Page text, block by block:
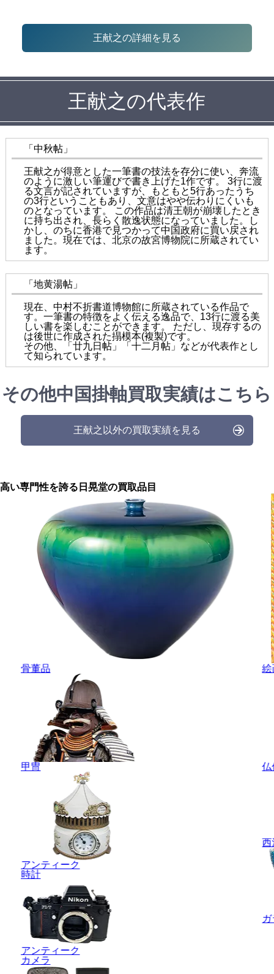
王献之の詳細を見る
王献之の代表作
「中秋帖」
王献之が得意とした一筆書の技法を存分に使い、奔流
のように激しい筆運びで書き上げた1作です。 3行に渡
る文言が記されていますが、もともと5行あったうち
の3行ということもあり、文意はやや伝わりにくいも
のとなっています。 この作品は清王朝が崩壊したとき
に持ち出され、長らく散逸状態になっていました。し
かし、のちに香港で見つかって中国政府に買い戻され
ました。現在では、北京の故宮博物院に所蔵されてい
ます。
「地黄湯帖」
現在、中村不折書道博物館に所蔵されている作品で
す。一筆書の特徴をよく伝える逸品で、13行に渡る美
しい書を楽しむことができます。 ただし、現存するの
は後世に作成された搨模本(複製)です。
その他、「廿九日帖」「十二月帖」などが代表作とし
て知られています。
その他中国掛軸買取実績はこちら
王献之以外の買取実績を見る
高い専門性を誇る 日晃堂の買取品目
骨董品
甲冑
アンティーク
時計
アンティーク
カメラ
絵
仏
西